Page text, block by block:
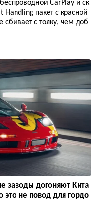
CarPlay и ск
Handling пакет с красной
сбивает с толку, чем доб
заводы догоняют Кита
не повод для гордо